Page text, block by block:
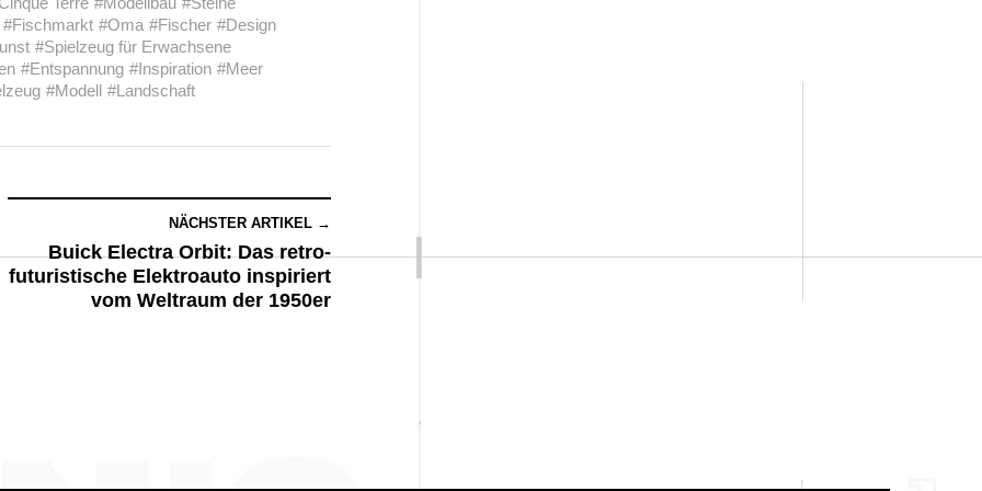
#Fischmarkt #Oma #Fischer #Design
#Spielzeug für Erwachsene
#Entspannung #Inspiration #Meer
#Modell #Landschaft
NÄCHSTER ARTIKEL →
Buick Electra Orbit: Das retro-
futuristische Elektroauto inspiriert
vom Weltraum der 1950er